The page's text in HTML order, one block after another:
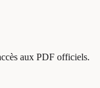
aux PDF officiels.